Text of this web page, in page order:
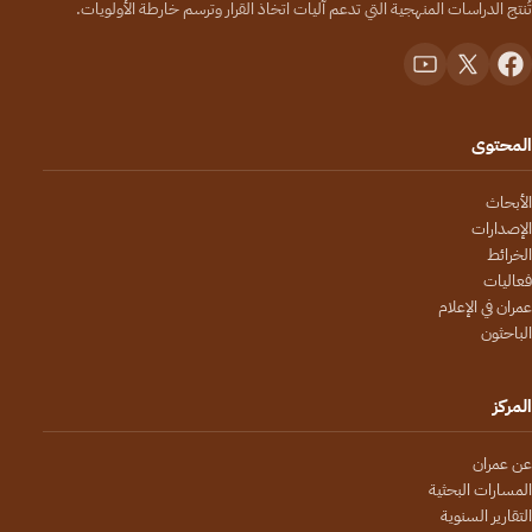
تُنتج الدراسات المنهجية التي تدعم آليات اتخاذ القرار وترسم خارطة الأولويات.
المحتوى
الأبحاث
الإصدارات
الخرائط
فعاليات
عمران في الإعلام
الباحثون
المركز
عن عمران
المسارات البحثية
التقارير السنوية